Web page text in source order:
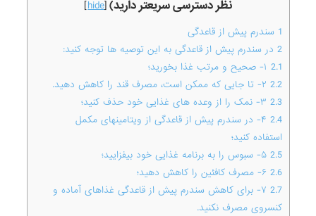
نظر دسترسی سریعتر دارید)[
hide
]
1 سندرم پیش از قاعدگی
2 در سندرم پیش از قاعدگی به این توصیه ها توجه کنید:
2.1
2.2
2.3
2.4
۴- در سندرم پیش از قاعدگی از ویتامینهای مکمل
استفاده کنید؛
2.5 ۵- سبوس را به برنامه غذایی خود بیفزایید؛
2.6
2.7
۷- برای کاهش سندرم پیش از قاعدگی غذاهای آماده و
کنسروی مصرف نکنید.